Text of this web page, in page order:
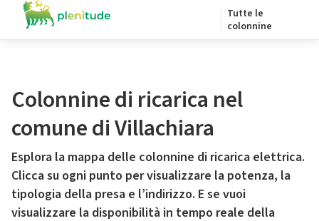
Tutte le
colonnine
Colonnine di ricarica nel
comune di Villachiara
Esplora la mappa delle colonnine di ricarica elettrica.
Clicca su ogni punto per visualizzare la potenza, la
tipologia della presa e l’indirizzo. E se vuoi
visualizzare la disponibilità in tempo reale della